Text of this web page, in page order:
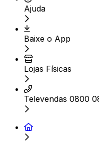
Ajuda
Baixe o App
Lojas Físicas
Televendas 0800